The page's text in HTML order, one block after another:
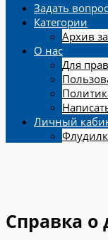
Задать
Категории
Архив
О нас
Для
Личный
Справка о